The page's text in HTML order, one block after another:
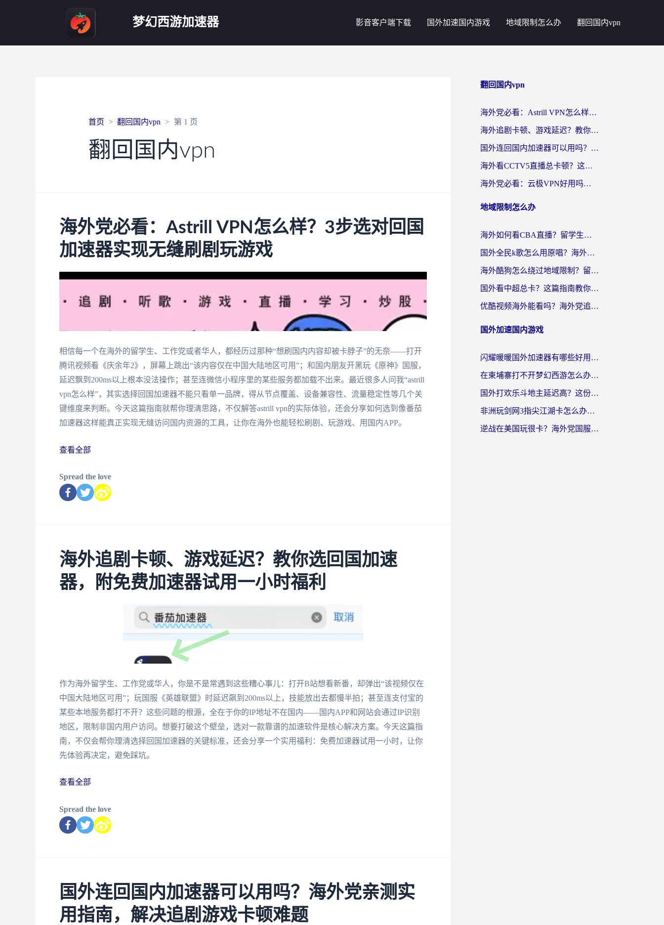
梦幻西游加速器 影音客户端下载 国外加速国内游戏 地域限制怎么办 翻回国内vpn
首页 翻回国内vpn 第 1 页
翻回国内vpn
海外党必看：Astrill VPN怎么样？3步选对回国
加速器实现无缝刷剧玩游戏
相信每一个在海外的留学生、工作党或者华人，都经历过那种“想刷国内内容却被卡脖子”的无奈——打开
腾讯视频看《庆余年2》，屏幕上跳出“该内容仅在中国大陆地区可用”；和国内朋友开黑玩《原神》国服，
延迟飘到200ms以上根本没法操作；甚至连微信小程序里的某些服务都加载不出来。最近很多人问我“astrill
vpn怎么样”，其实选择回国加速器不能只看单一品牌，得从节点覆盖、设备兼容性、流量稳定性等几个关
键维度来判断。今天这篇指南就帮你理清思路，不仅解答astrill vpn的实际体验，还会分享如何选到像番茄
加速器这样能真正实现无缝访问国内资源的工具，让你在海外也能轻松刷剧、玩游戏、用国内APP。
查看全部
Spread the love
海外追剧卡顿、游戏延迟？教你选回国加速
器，附免费加速器试用一小时福利
作为海外留学生、工作党或华人，你是不是常遇到这些糟心事儿：打开B站想看新番，却弹出“该视频仅在
中国大陆地区可用”；玩国服《英雄联盟》时延迟飙到200ms以上，技能放出去都慢半拍；甚至连支付宝的
某些本地服务都打不开？这些问题的根源，全在于你的IP地址不在国内——国内APP和网站会通过IP识别
地区，限制非国内用户访问。想要打破这个壁垒，选对一款靠谱的加速软件是核心解决方案。今天这篇指
南，不仅会帮你理清选择回国加速器的关键标准，还会分享一个实用福利：免费加速器试用一小时，让你
先体验再决定，避免踩坑。
查看全部
Spread the love
国外连回国内加速器可以用吗？海外党亲测实
用指南，解决追剧游戏卡顿难题
翻回国内vpn
海外党必看：Astrill VPN怎么样？3步选对回国加速器实现无缝刷剧玩游戏
海外追剧卡顿、游戏延迟？教你选回国加速器，附免费加速器试用一小时福利
国外连回国内加速器可以用吗？海外党亲测实用指南，解决追剧游戏卡顿难题
海外看CCTV5直播总卡顿？这篇指南教你选对回国加速器，无缝刷国内资源
海外党必看：云极VPN好用吗？和uuVPN对比哪个回国效果更好？附真实体验+避坑指南
地域限制怎么办
海外如何看CBA直播？留学生和华人必看的无卡顿观赛指南
国外全民k歌怎么用原唱？海外党亲测有效的回国加速解决方案
海外酷狗怎么绕过地域限制？留学生亲测有效的回国加速器选择指南
国外看中超总卡？这篇指南教你在海外流畅看体育赛事+中文解说（附避坑技巧）
优酷视频海外能看吗？海外党追剧看电影的终极解决方案来了
国外加速国内游戏
闪耀暖暖国外加速器有哪些好用？海外党亲测的国服游戏加速终极指南
在柬埔寨打不开梦幻西游怎么办？海外玩家国服游戏加速终极指南
国外打欢乐斗地主延迟高？这份海外玩家国服游戏加速指南帮你解决卡顿烦恼
非洲玩剑网3指尖江湖卡怎么办？这份实测有效的国服游戏加速指南请收好
逆战在美国玩很卡？海外党国服游戏加速终极指南（附DNF宝可梦加速技巧）